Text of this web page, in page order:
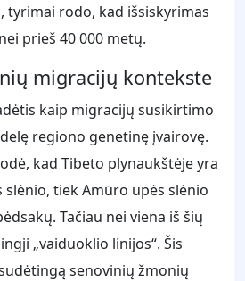
tyrimai rodo, kad išsiskyrimas
prieš 40 000 metų.
migracijų kontekste
kaip migracijų susikirtimo
regiono genetinę įvairovę.
kad Tibeto plynaukštėje yra
tiek Amūro upės slėnio
Tačiau nei viena iš šių
„vaiduoklio linijos“. Šis
senovinių žmonių